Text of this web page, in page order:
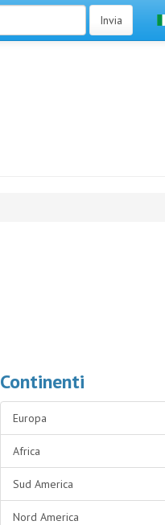
Invia
Continenti
Europa
Africa
Sud America
Nord America